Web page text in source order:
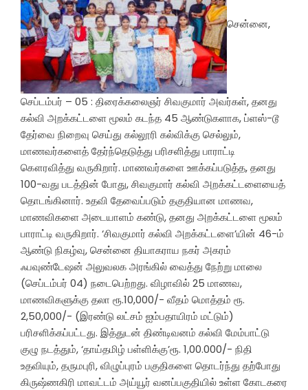
சென்னை,
செப்டம்பர் – 05 : திரைக்கலைஞர் சிவகுமார் அவர்கள், தனது
கல்வி அறக்கட்டளை மூலம் கடந்த 45 ஆண்டுகளாக, ப்ளஸ்-டூ
தேர்வை நிறைவு செய்து கல்லூரி கல்விக்கு செல்லும்,
மாணவர்களைத் தேர்ந்தெடுத்து பரிசளித்து பாராட்டி
கௌரவித்து வருகிறார். மாணவர்களை ஊக்கப்படுத்த, தனது
100-வது படத்தின் போது, சிவகுமார் கல்வி அறக்கட்டளையைத்
தொடங்கினார். உதவி தேவைப்படும் தகுதியான மாணவ,
மாணவிகளை அடையாளம் கண்டு, தனது அறக்கட்டளை மூலம்
பாராட்டி வருகிறார். ‘சிவகுமார் கல்வி அறக்கட்டளை’யின் 46-ம்
ஆண்டு நிகழ்வு, சென்னை தியாகராய நகர் அகரம்
ஃபவுண்டேஷன் அலுவலக அரங்கில் வைத்து நேற்று மாலை
(செப்டம்பர் 04) நடைபெற்றது. விழாவில் 25 மாணவ,
மாணவிகளுக்கு தலா ரூ.10,000/- வீதம் மொத்தம் ரூ.
2,50,000/- (இரண்டு லட்சம் ஐம்பதாயிரம் மட்டும்)
பரிசளிக்கப்பட்டது. இத்துடன் திண்டிவனம் கல்வி மேம்பாட்டு
குழு நடத்தும், ‘தாய்தமிழ் பள்ளிக்கு’ரூ. 1,00.000/- நிதி
உதவியும், தருமபுரி, விழுப்புரம் பகுதிகளை தொடர்ந்து தற்போது
கிருஷ்ணகிரி மாவட்டம் அய்யூர் வனப்பகுதியில் உள்ள கோடகரை